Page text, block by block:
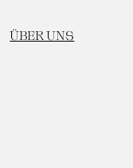
ÜBER UNS